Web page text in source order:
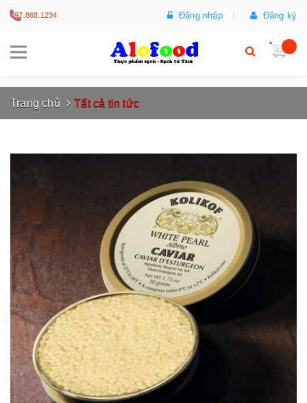
097.868.1234 Đăng nhập Đăng ký
Trang chủ Tất cả tin tức